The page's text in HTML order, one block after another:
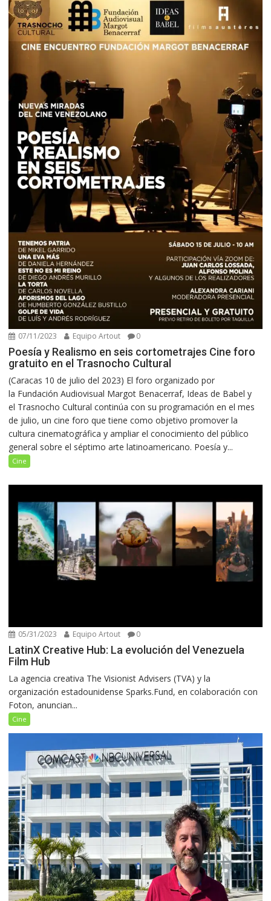
07/11/2023 Equipo Artout 0
Poesía y Realismo en seis cortometrajes Cine foro
gratuito en el Trasnocho Cultural
(Caracas 10 de julio del 2023) El foro organizado por
la Fundación Audiovisual Margot Benacerraf, Ideas de Babel y
el Trasnocho Cultural continúa con su programación en el mes
de julio, un cine foro que tiene como objetivo promover la
cultura cinematográfica y ampliar el conocimiento del público
general sobre el séptimo arte latinoamericano. Poesía y...
Cine
05/31/2023 Equipo Artout 0
LatinX Creative Hub: La evolución del Venezuela
Film Hub
La agencia creativa The Visionist Advisers (TVA) y la
organización estadounidense Sparks.Fund, en colaboración con
Foton, anuncian...
Cine